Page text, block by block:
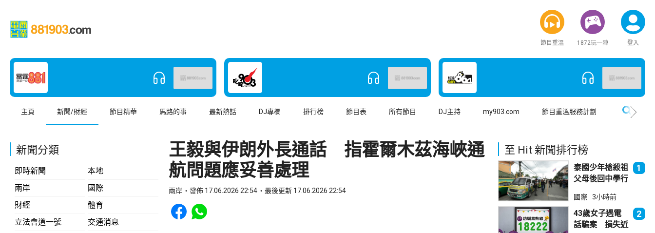
節目重溫 1872玩一陣 登入
主頁 新聞/財經 節目精華 馬路的事 最新熱話 DJ專欄 排行榜 節目表 所有節目 DJ主持 my903.com 節目重溫服務計劃
新聞分類
即時新聞
本地
兩岸
國際
財經
體育
立法會道一號
交通消息
王毅與伊朗外長通話 指霍爾木茲海峽通
航問題應妥善處理
兩岸 發佈 17.06.2026 22:54 最後更新 17.06.2026 22:54
Share to Facebook
Share to WhatsApp
至 Hit 新聞排行榜
泰國少年槍殺祖
父母後回中學行
死23傷
1
國際 3小時前
43歲女子遇電
話騙案 損失近
2